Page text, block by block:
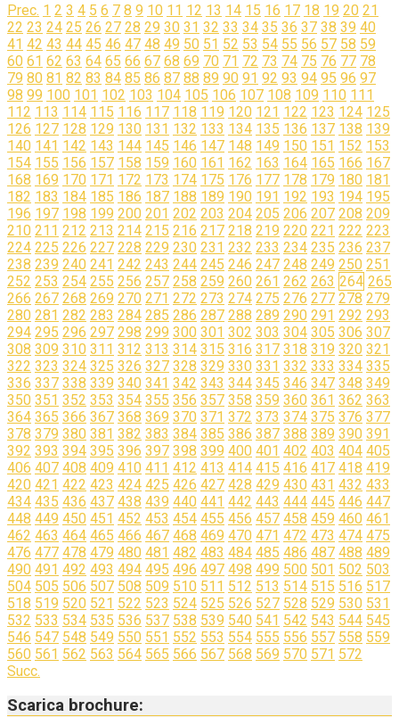
Prec. 1 2 3 4 5 6 7 8 9 10 11 12 13 14 15 16 17 18 19 20 21
22 23 24 25 26 27 28 29 30 31 32 33 34 35 36 37 38 39 40
41 42 43 44 45 46 47 48 49 50 51 52 53 54 55 56 57 58 59
60 61 62 63 64 65 66 67 68 69 70 71 72 73 74 75 76 77 78
79 80 81 82 83 84 85 86 87 88 89 90 91 92 93 94 95 96 97
98 99 100 101 102 103 104 105 106 107 108 109 110 111
112 113 114 115 116 117 118 119 120 121 122 123 124 125
126 127 128 129 130 131 132 133 134 135 136 137 138 139
140 141 142 143 144 145 146 147 148 149 150 151 152 153
154 155 156 157 158 159 160 161 162 163 164 165 166 167
168 169 170 171 172 173 174 175 176 177 178 179 180 181
182 183 184 185 186 187 188 189 190 191 192 193 194 195
196 197 198 199 200 201 202 203 204 205 206 207 208 209
210 211 212 213 214 215 216 217 218 219 220 221 222 223
224 225 226 227 228 229 230 231 232 233 234 235 236 237
238 239 240 241 242 243 244 245 246 247 248 249 250 251
252 253 254 255 256 257 258 259 260 261 262 263 264 265
266 267 268 269 270 271 272 273 274 275 276 277 278 279
280 281 282 283 284 285 286 287 288 289 290 291 292 293
294 295 296 297 298 299 300 301 302 303 304 305 306 307
308 309 310 311 312 313 314 315 316 317 318 319 320 321
322 323 324 325 326 327 328 329 330 331 332 333 334 335
336 337 338 339 340 341 342 343 344 345 346 347 348 349
350 351 352 353 354 355 356 357 358 359 360 361 362 363
364 365 366 367 368 369 370 371 372 373 374 375 376 377
378 379 380 381 382 383 384 385 386 387 388 389 390 391
392 393 394 395 396 397 398 399 400 401 402 403 404 405
406 407 408 409 410 411 412 413 414 415 416 417 418 419
420 421 422 423 424 425 426 427 428 429 430 431 432 433
434 435 436 437 438 439 440 441 442 443 444 445 446 447
448 449 450 451 452 453 454 455 456 457 458 459 460 461
462 463 464 465 466 467 468 469 470 471 472 473 474 475
476 477 478 479 480 481 482 483 484 485 486 487 488 489
490 491 492 493 494 495 496 497 498 499 500 501 502 503
504 505 506 507 508 509 510 511 512 513 514 515 516 517
518 519 520 521 522 523 524 525 526 527 528 529 530 531
532 533 534 535 536 537 538 539 540 541 542 543 544 545
546 547 548 549 550 551 552 553 554 555 556 557 558 559
560 561 562 563 564 565 566 567 568 569 570 571 572
Succ.
Scarica brochure: